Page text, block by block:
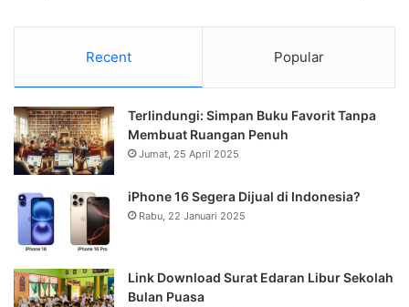
Recent Popular
Terlindungi: Simpan Buku Favorit Tanpa
Membuat Ruangan Penuh
Jumat, 25 April 2025
iPhone 16 Segera Dijual di Indonesia?
Rabu, 22 Januari 2025
Link Download Surat Edaran Libur Sekolah
Bulan Puasa